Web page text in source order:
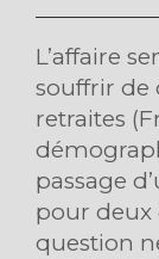
L’affaire
souffrir de
retraites
passage
pour deux
question